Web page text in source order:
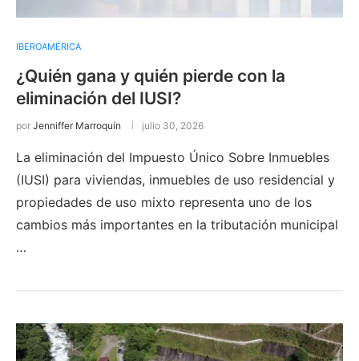
IBEROAMÉRICA
¿Quién gana y quién pierde con la
eliminación del IUSI?
por Jenniffer Marroquín julio 30, 2026
La eliminación del Impuesto Único Sobre Inmuebles
(IUSI) para viviendas, inmuebles de uso residencial y
propiedades de uso mixto representa uno de los
cambios más importantes en la tributación municipal
…